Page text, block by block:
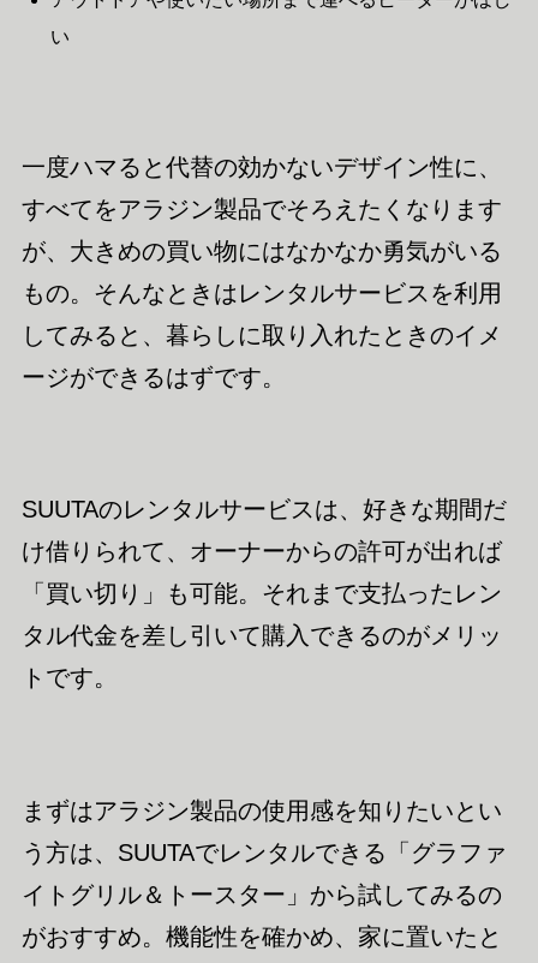
い
一度ハマると代替の効かないデザイン性に、
すべてをアラジン製品でそろえたくなります
が、大きめの買い物にはなかなか勇気がいる
もの。そんなときはレンタルサービスを利用
してみると、暮らしに取り入れたときのイメ
ージができるはずです。
SUUTAのレンタルサービスは、好きな期間だ
け借りられて、オーナーからの許可が出れば
「買い切り」も可能。それまで支払ったレン
タル代金を差し引いて購入できるのがメリッ
トです。
まずはアラジン製品の使用感を知りたいとい
う方は、SUUTAでレンタルできる「グラファ
イトグリル＆トースター」から試してみるの
がおすすめ。機能性を確かめ、家に置いたと